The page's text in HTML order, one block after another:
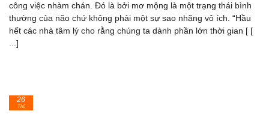
công việc nhàm chán. Đó là bởi mơ mộng là một trạng thái bình
thường của não chứ không phải một sự sao nhãng vô ích. “Hầu
hết các nhà tâm lý cho rằng chúng ta dành phần lớn thời gian [ [
...]
26
Th6